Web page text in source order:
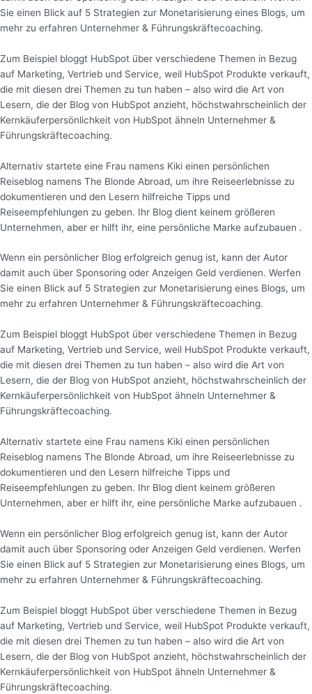
Sie einen Blick auf 5 Strategien zur Monetarisierung eines Blogs, um
mehr zu erfahren Unternehmer & Führungskräftecoaching.
Zum Beispiel bloggt HubSpot über verschiedene Themen in Bezug
auf Marketing, Vertrieb und Service, weil HubSpot Produkte verkauft,
die mit diesen drei Themen zu tun haben – also wird die Art von
Lesern, die der Blog von HubSpot anzieht, höchstwahrscheinlich der
Kernkäuferpersönlichkeit von HubSpot ähneln Unternehmer &
Führungskräftecoaching.
Alternativ startete eine Frau namens Kiki einen persönlichen
Reiseblog namens The Blonde Abroad, um ihre Reiseerlebnisse zu
dokumentieren und den Lesern hilfreiche Tipps und
Reiseempfehlungen zu geben. Ihr Blog dient keinem größeren
Unternehmen, aber er hilft ihr, eine persönliche Marke aufzubauen .
Wenn ein persönlicher Blog erfolgreich genug ist, kann der Autor
damit auch über Sponsoring oder Anzeigen Geld verdienen. Werfen
Sie einen Blick auf 5 Strategien zur Monetarisierung eines Blogs, um
mehr zu erfahren Unternehmer & Führungskräftecoaching.
Zum Beispiel bloggt HubSpot über verschiedene Themen in Bezug
auf Marketing, Vertrieb und Service, weil HubSpot Produkte verkauft,
die mit diesen drei Themen zu tun haben – also wird die Art von
Lesern, die der Blog von HubSpot anzieht, höchstwahrscheinlich der
Kernkäuferpersönlichkeit von HubSpot ähneln Unternehmer &
Führungskräftecoaching.
Alternativ startete eine Frau namens Kiki einen persönlichen
Reiseblog namens The Blonde Abroad, um ihre Reiseerlebnisse zu
dokumentieren und den Lesern hilfreiche Tipps und
Reiseempfehlungen zu geben. Ihr Blog dient keinem größeren
Unternehmen, aber er hilft ihr, eine persönliche Marke aufzubauen .
Wenn ein persönlicher Blog erfolgreich genug ist, kann der Autor
damit auch über Sponsoring oder Anzeigen Geld verdienen. Werfen
Sie einen Blick auf 5 Strategien zur Monetarisierung eines Blogs, um
mehr zu erfahren Unternehmer & Führungskräftecoaching.
Zum Beispiel bloggt HubSpot über verschiedene Themen in Bezug
auf Marketing, Vertrieb und Service, weil HubSpot Produkte verkauft,
die mit diesen drei Themen zu tun haben – also wird die Art von
Lesern, die der Blog von HubSpot anzieht, höchstwahrscheinlich der
Kernkäuferpersönlichkeit von HubSpot ähneln Unternehmer &
Führungskräftecoaching.